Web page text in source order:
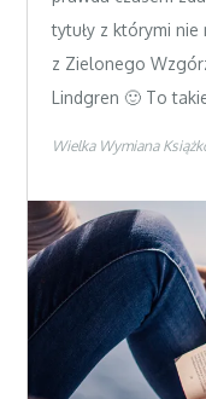
tytuły z którymi nie
z Zielonego
Lindgren 🙂 To
Wielka Wymiana